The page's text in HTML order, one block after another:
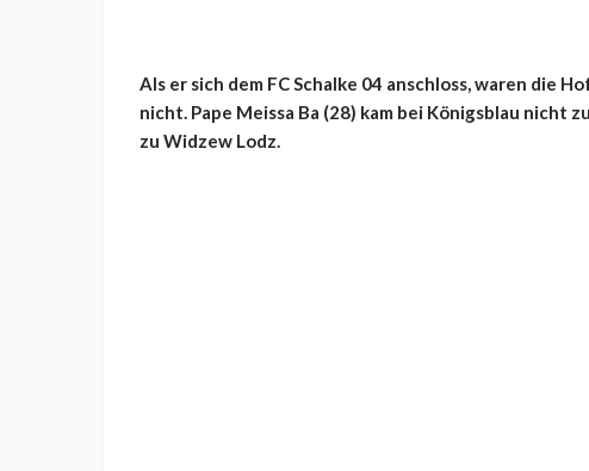
Als er sich dem FC Schalke 04 anschloss, waren die
nicht. Pape Meissa Ba (28) kam bei Königsblau
zu Widzew Lodz.